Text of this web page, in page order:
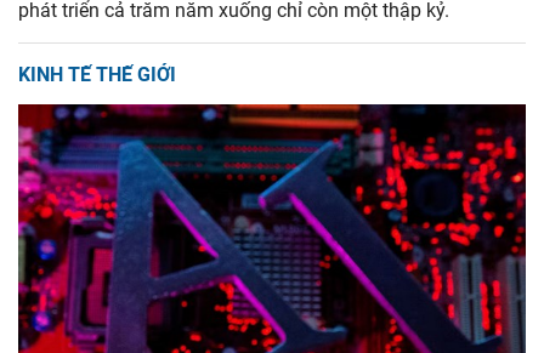
phát triển cả trăm năm xuống chỉ còn một thập kỷ.
KINH TẾ THẾ GIỚI